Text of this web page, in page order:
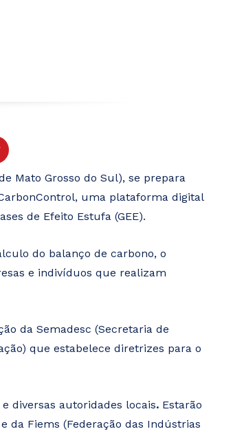
Mato Grosso do Sul), se prepara
uma plataforma digital
de Efeito Estufa (GEE).
do balanço de carbono, o
e indivíduos que realizam
da Semadesc (Secretaria de
que estabelece diretrizes para o
diversas autoridades locais. Estarão
da Fiems (Federação das Indústrias